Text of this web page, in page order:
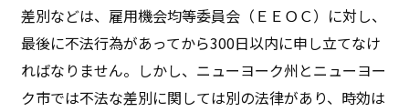
差別などは、雇用機会均等委員会（ＥＥＯＣ）に対し、
最後に不法行為があってから300日以内に申し立てなけ
ればなりません。しかし、ニューヨーク州とニューヨー
ク市では不法な差別に関しては別の法律があり、時効は